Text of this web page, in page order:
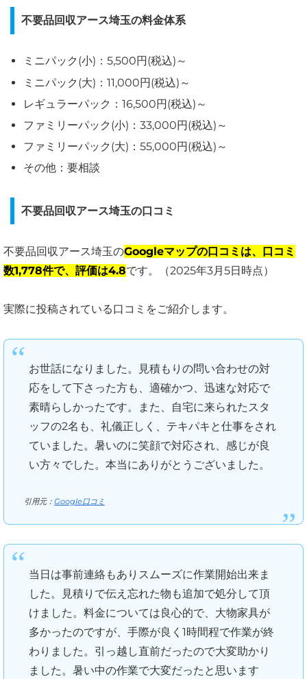
不要品回収アース埼玉の料金体系
ミニパック(小)：5,500円(税込)～
ミニパック(大)：11,000円(税込)～
レギュラーパック：16,500円(税込)～
ファミリーパック(小)：33,000円(税込)～
ファミリーパック(大)：55,000円(税込)～
その他：要相談
不要品回収アース埼玉の口コミ
不要品回収アース埼玉のGoogleマップの口コミは、口コミ
数1,778件で、評価は4.8です。（2025年3月5日時点）
実際に投稿されている口コミをご紹介します。
お世話になりました。見積もりの問い合わせの対
応をして下さった方も、適確かつ、迅速な対応で
素晴らしかったです。また、自宅に来られたスタ
ッフの2名も、礼儀正しく、テキパキと仕事をされ
ていました。暑いのに笑顔で対応され、感じが良
い方々でした。本当にありがとうございました。
引用元： Google口コミ
当日は事前連絡もありスムーズに作業開始出来ま
した。見積りで伝え忘れた物も追加で処分して頂
けました。料金については良心的で、大物家具が
多かったのですが、手際が良く1時間程で作業が終
わりました。引っ越し直前だったので大変助かり
ました。暑い中の作業で大変だったと思います